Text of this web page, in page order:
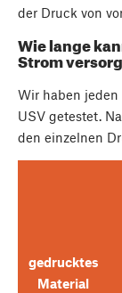
der Druck von
Wie lange
Strom
Wir haben
USV getestet.
den einzelnen
gedrucktes
Material